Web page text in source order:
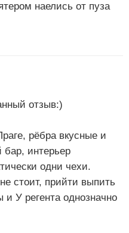
наелись от пуза
отзыв:)
рёбра вкусные и
интерьер
одни чехи.
стоит, прийти выпить
У регента однозначно